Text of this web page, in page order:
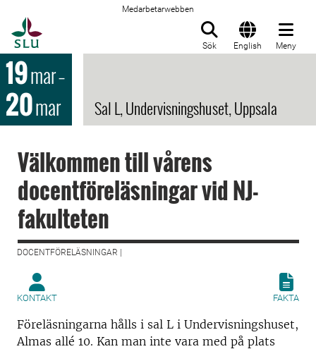
Medarbetarwebben
Sök English Meny
19mar–
20mar Sal L, Undervisningshuset, Uppsala
Välkommen till vårens
docentföreläsningar vid NJ-
fakulteten
DOCENTFÖRELÄSNINGAR |
KONTAKT FAKTA
Föreläsningarna hålls i sal L i Undervisningshuset,
Almas allé 10. Kan man inte vara med på plats